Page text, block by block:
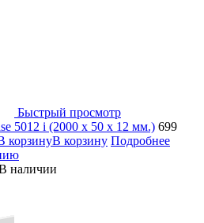
Быстрый просмотр
5012 i (2000 x 50 x 12 мм.) 699
В корзину Подробнее
наличии